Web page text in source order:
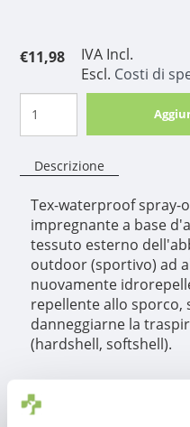
€11,98
IVA Incl.
Escl. Costi di
Descrizione
Tex-waterproof spray-
impregnante a base
tessuto esterno
outdoor (sportivo) ad
nuovamente
repellente allo sporco,
danneggiarne la
(hardshell, softshell).